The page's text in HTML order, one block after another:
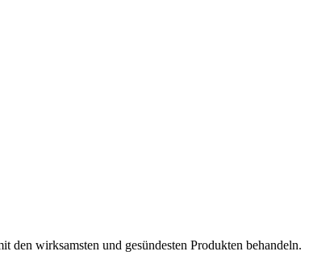
wirksamsten und gesündesten Produkten behandeln.